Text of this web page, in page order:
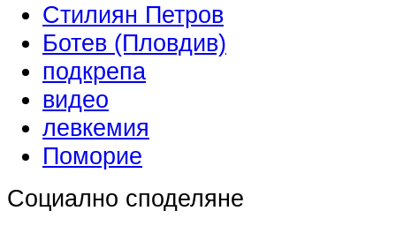
Стилиян Петров
Ботев (Пловдив)
подкрепа
видео
левкемия
Поморие
Социално споделяне